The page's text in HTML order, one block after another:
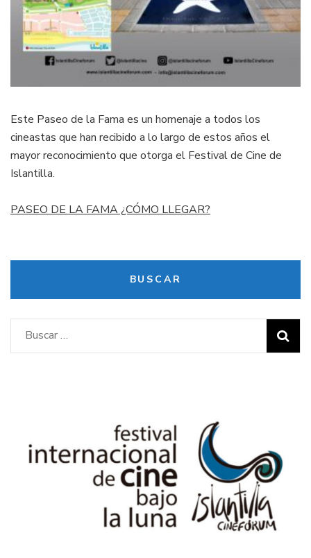
Este Paseo de la Fama es un homenaje a todos los
cineastas que han recibido a lo largo de estos años el
mayor reconocimiento que otorga el Festival de Cine de
Islantilla.
PASEO DE LA FAMA ¿CÓMO LLEGAR?
BUSCAR
Buscar: